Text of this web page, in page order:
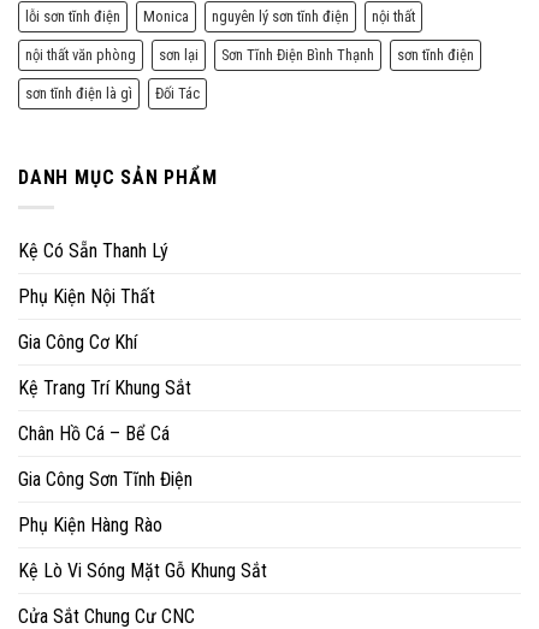
lỗi sơn tĩnh điện Monica nguyên lý sơn tĩnh điện nội thất
nội thất văn phòng sơn lại Sơn Tĩnh Điện Bình Thạnh sơn tĩnh điện
sơn tĩnh điện là gì Đối Tác
DANH MỤC SẢN PHẨM
Kệ Có Sẵn Thanh Lý
Phụ Kiện Nội Thất
Gia Công Cơ Khí
Kệ Trang Trí Khung Sắt
Chân Hồ Cá – Bể Cá
Gia Công Sơn Tĩnh Điện
Phụ Kiện Hàng Rào
Kệ Lò Vi Sóng Mặt Gỗ Khung Sắt
Cửa Sắt Chung Cư CNC